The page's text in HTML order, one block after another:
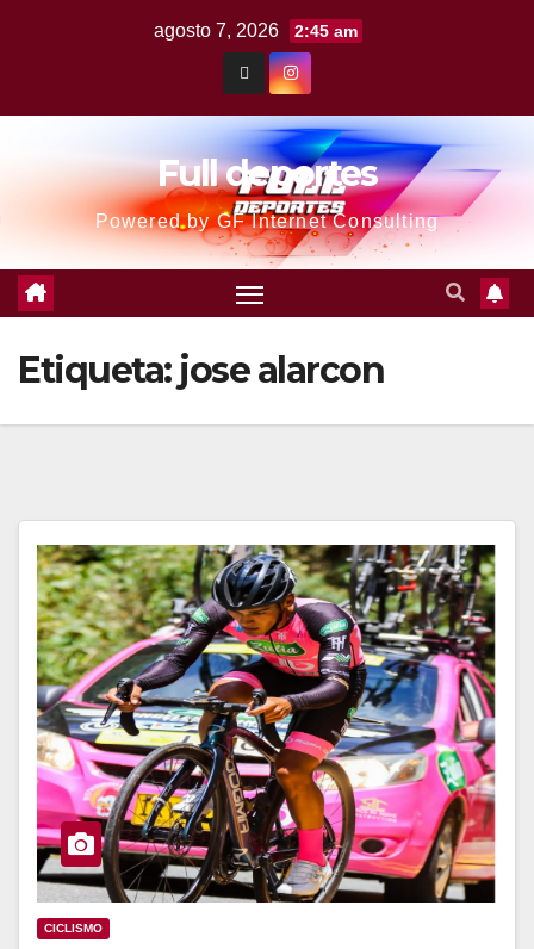
agosto 7, 2026 2:45 am
Full deportes
Powered by GF Internet Consulting
Etiqueta: jose alarcon
CICLISMO